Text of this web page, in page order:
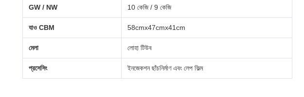
GW / NW 10 কেজি / 9 কেজি
যাও CBM 58cmx47cmx41cm
মেলা লোহা টিউব
প্রসেসিং ইনজেকশন ছাঁচনির্মাণ এবং লেপ ফিল্ম